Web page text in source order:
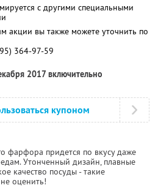
с другими специальными
акции вы также можете уточнить по
364-97-59
2017 включительно
купоном
фарфора придется по вкусу даже
Утонченный дизайн, плавные
качество посуды - такие
оценить!